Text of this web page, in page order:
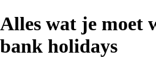
Alles wat je moet
bank holidays